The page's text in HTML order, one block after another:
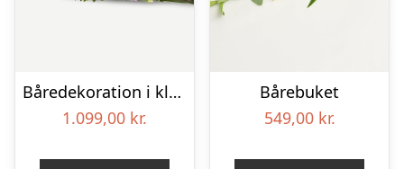
Båredekoration i klassisk stil – pink
1.099,00 kr.
Bårebuket
549,00 kr.